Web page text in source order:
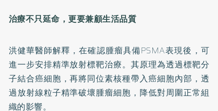
治療不只延命，更要兼顧生活品質
洪健華醫師解釋，在確認腫瘤具備PSMA表現後，可
進一步安排精準放射標靶治療。其原理為透過標靶分
子結合癌細胞，再將同位素核種帶入癌細胞內部，透
過放射線粒子精準破壞腫瘤細胞，降低對周圍正常組
織的影響。